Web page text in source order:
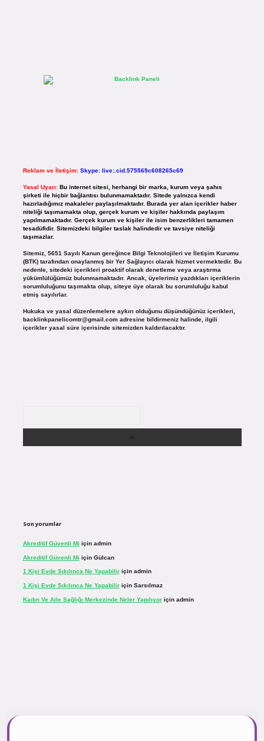
Reklam ve İletişim: Skype: live:.cid.575569c608265c69
Yasal Uyarı: Bu internet sitesi, herhangi bir marka, kurum veya şahıs
şirketi ile hiçbir bağlantısı bulunmamaktadır. Sitede yalnızca kendi
hazırladığımız makaleler paylaşılmaktadır. Burada yer alan içerikler haber
niteliği taşımamakta olup, gerçek kurum ve kişiler hakkında paylaşım
yapılmamaktadır. Gerçek kurum ve kişiler ile isim benzerlikleri tamamen
tesadüfidir. Sitemizdeki bilgiler taslak halindedir ve tavsiye niteliği
taşımazlar.
Sitemiz, 5651 Sayılı Kanun gereğince Bilgi Teknolojileri ve İletişim Kurumu
(BTK) tarafından onaylanmış bir Yer Sağlayıcı olarak hizmet vermektedir. Bu
nedenle, sitedeki içerikleri proaktif olarak denetleme veya araştırma
yükümlülüğümüz bulunmamaktadır. Ancak, üyelerimiz yazdıkları içeriklerin
sorumluluğunu taşımakta olup, siteye üye olarak bu sorumluluğu kabul
etmiş sayılırlar.
Hukuka ve yasal düzenlemelere aykırı olduğunu düşündüğünüz içerikleri,
backlinkpanelicomtr@gmail.comadresine bildirmeniz halinde, ilgili
içerikler yasal süre içerisinde sitemizden kaldırılacaktır.
Son yorumlar
Akreditif Güvenli Mi için admin
Akreditif Güvenli Mi için Gülcan
1 Kişi Evde Sıkılınca Ne Yapabiliriçin admin
1 Kişi Evde Sıkılınca Ne Yapabiliriçin Sarsılmaz
Kadın Ve Aile Sağlığı Merkezinde Neler Yapılıyoriçin admin